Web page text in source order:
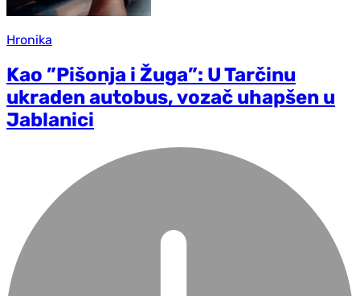
Hronika
Kao ”Pišonja i Žuga”: U Tarčinu
ukraden autobus, vozač uhapšen u
Jablanici